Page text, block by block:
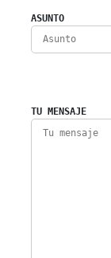
ASUNTO
TU MENSAJE